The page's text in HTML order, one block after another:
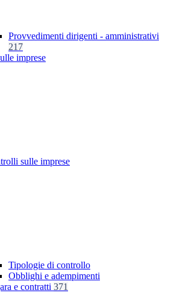
Provvedimenti dirigenti - amministrativi
217
imprese
sulle imprese
Tipologie di controllo
Obblighi e adempimenti
e contratti 371